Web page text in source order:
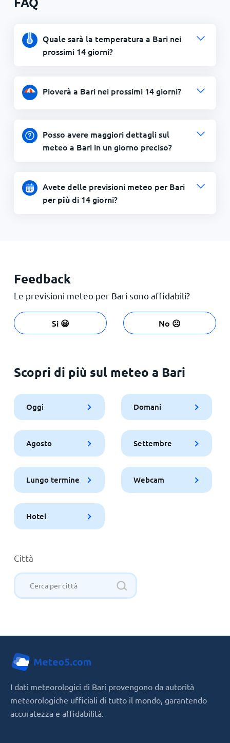
Quale sarà la temperatura a Bari nei
prossimi 14 giorni?
Pioverà a Bari nei prossimi 14 giorni?
Posso avere maggiori dettagli sul
meteo a Bari in un giorno preciso?
Avete delle previsioni meteo per Bari
perpiùdi 14 giorni?
Feedback
Le previsioni meteo per Bari sono affidabili?
Si 😀 No ☹️
Scopri di più sul meteo a Bari
Oggi Domani
Agosto Settembre
Lungo termine Webcam
Hotel
Città
I dati meteorologici di Bari provengono da autorità
meteorologiche ufficiali di tutto il mondo, garantendo
accuratezza e affidabilità.